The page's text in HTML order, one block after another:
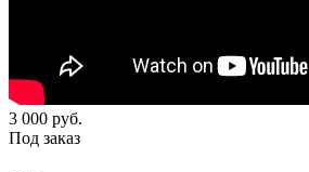
3 000 руб.
Под заказ